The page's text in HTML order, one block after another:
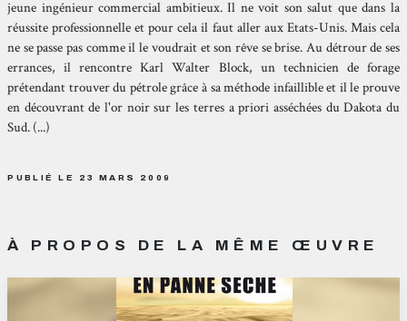
jeune ingénieur commercial ambitieux. Il ne voit son salut que dans la
réussite professionnelle et pour cela il faut aller aux Etats-Unis. Mais cela
ne se passe pas comme il le voudrait et son rêve se brise. Au détrour de ses
errances, il rencontre Karl Walter Block, un technicien de forage
prétendant trouver du pétrole grâce à sa méthode infaillible et il le prouve
en découvrant de l'or noir sur les terres a priori asséchées du Dakota du
Sud. (...)
PUBLIÉ LE 23 MARS 2009
À PROPOS DE LA MÊME ŒUVRE